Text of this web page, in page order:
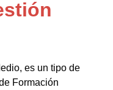
es un tipo de
Formación